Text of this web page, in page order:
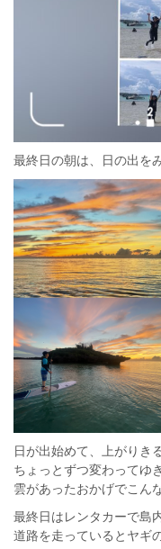
最終日の朝は、日の出を
日が出始めて、上がり
ちょっとずつ変わってゆ
雲があったおかげでこん
最終日はレンタカーで島
道路を走っているとヤギ